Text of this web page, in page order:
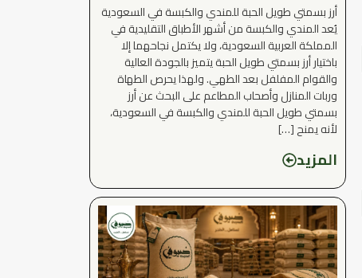
أرز بسمتي طويل الحبة للمندي والكبسة في السعودية
يُعد المندي والكبسة من أشهر الأطباق التقليدية في
المملكة العربية السعودية، ولا يكتمل نجاحهما إلا
باختيار أرز بسمتي طويل الحبة يتميز بالجودة العالية
والقوام المفلفل بعد الطهي. ولهذا يحرص الطهاة
وربات المنازل وأصحاب المطاعم على البحث عن أرز
بسمتي طويل الحبة للمندي والكبسة في السعودية،
لأنه يمنح […]
المزيد